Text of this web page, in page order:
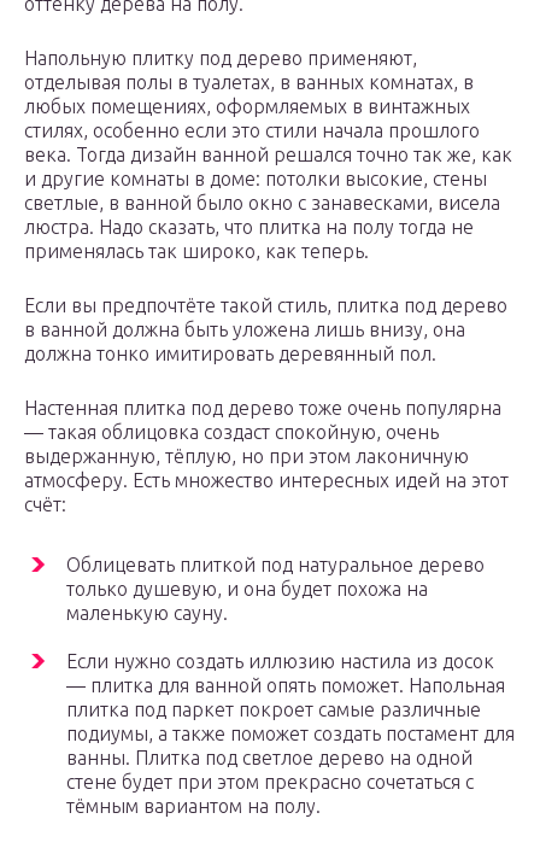
Напольную плитку под дерево применяют,
отделывая полы в туалетах, в ванных комнатах, в
любых помещениях, оформляемых в винтажных
стилях, особенно если это стили начала прошлого
века. Тогда дизайн ванной решался точно так же, как
и другие комнаты в доме: потолки высокие, стены
светлые, в ванной было окно с занавесками, висела
люстра. Надо сказать, что плитка на полу тогда не
применялась так широко, как теперь.
Если вы предпочтёте такой стиль, плитка под дерево
в ванной должна быть уложена лишь внизу, она
должна тонко имитировать деревянный пол.
Настенная плитка под дерево тоже очень популярна
— такая облицовка создаст спокойную, очень
выдержанную, тёплую, но при этом лаконичную
атмосферу. Есть множество интересных идей на этот
счёт:
Облицевать плиткой под натуральное дерево
только душевую, и она будет похожа на
маленькую сауну.
Если нужно создать иллюзию настила из досок
— плитка для ванной опять поможет. Напольная
плитка под паркет покроет самые различные
подиумы, а также поможет создать постамент для
ванны. Плитка под светлое дерево на одной
стене будет при этом прекрасно сочетаться с
тёмным вариантом на полу.